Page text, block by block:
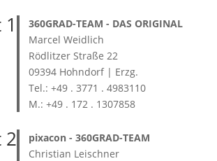
360GRAD-TEAM - DAS ORIGINAL
Marcel Weidlich
Rödlitzer Straße 22
09394 Hohndorf | Erzg.
Tel.: +49 . 3771 . 4983110
M.: +49 . 172 . 1307858
2 pixacon - 360GRAD-TEAM
Christian Leischner